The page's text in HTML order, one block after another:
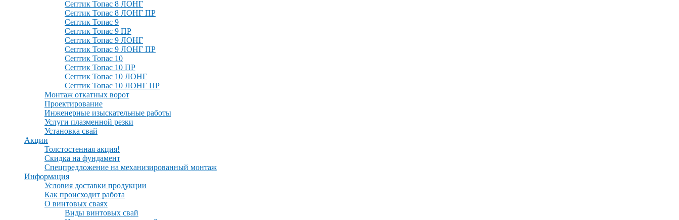
Септик Топас 8 ЛОНГ
Септик Топас 8 ЛОНГ ПР
Септик Топас 9
Септик Топас 9 ПР
Септик Топас 9 ЛОНГ
Септик Топас 9 ЛОНГ ПР
Септик Топас 10
Септик Топас 10 ПР
Септик Топас 10 ЛОНГ
Септик Топас 10 ЛОНГ ПР
Монтаж откатных ворот
Проектирование
Инженерные изыскательные работы
Услуги плазменной резки
Установка свай
Акции
Толстостенная акция!
Скидка на фундамент
Спецпредложение на механизированный монтаж
Информация
Условия доставки продукции
Как происходит работа
О винтовых сваях
Виды винтовых свай